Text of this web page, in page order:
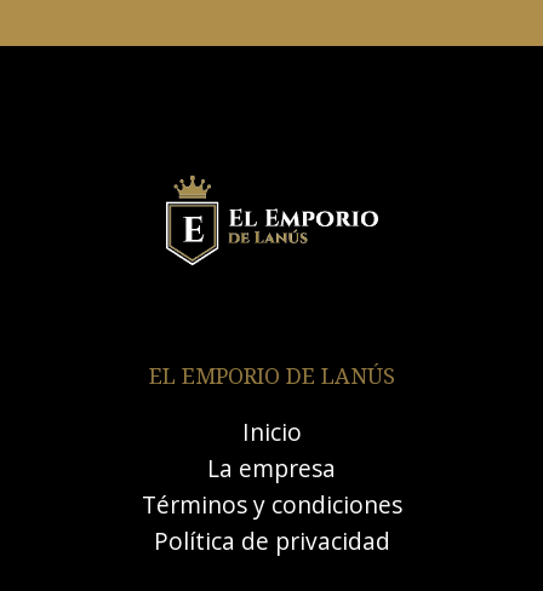
EL EMPORIO DE LANÚS
Inicio
La empresa
Términos y condiciones
Política de privacidad